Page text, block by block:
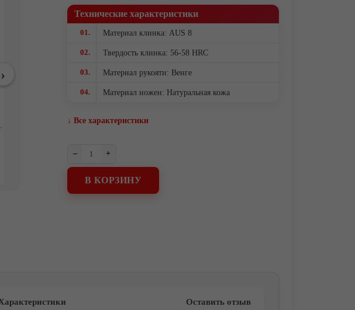
Технические характеристики
01. Материал клинка: AUS 8
02. Твердость клинка: 56-58 HRC
03. Материал рукояти: Венге
04. Материал ножен: Натуральная кожа
↓ Все характеристики
– +
В КОРЗИНУ
Оставить отзыв